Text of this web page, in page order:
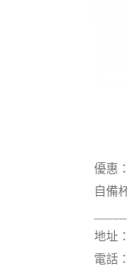
優惠：
自備
地址
電話